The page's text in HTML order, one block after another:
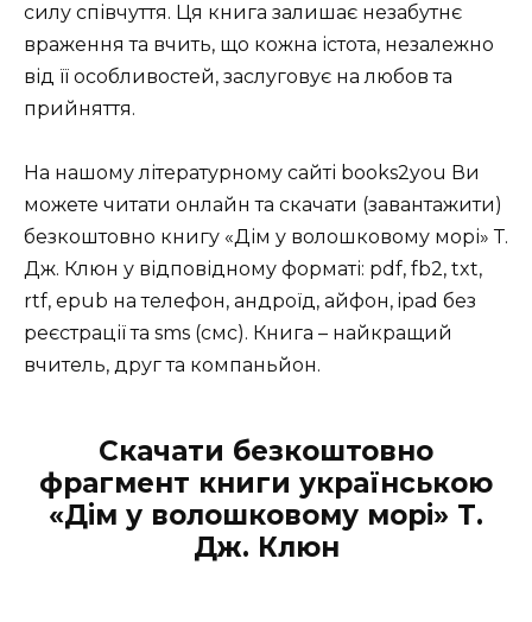
силу співчуття. Ця книга залишає незабутнє
враження та вчить, що кожна істота, незалежно
від її особливостей, заслуговує на любов та
прийняття.
На нашому літературному сайті books2you Ви
можете читати онлайн та скачати (завантажити)
безкоштовно книгу «Дім у волошковому морі» Т.
Дж. Клюн у відповідному форматі: pdf, fb2, txt,
rtf, epub на телефон, андроїд, айфон, ipad без
реєстрації та sms (смс). Книга – найкращий
вчитель, друг та компаньйон.
Скачати безкоштовно
фрагмент книги українською
«Дім у волошковому морі» Т.
Дж. Клюн